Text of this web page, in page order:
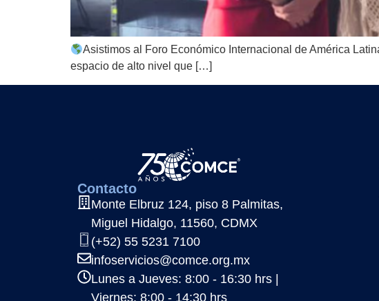
Asistimos al Foro Económico Internacional de América
espacio de alto nivel que […]
Contacto
Monte Elbruz 124, piso 8 Palmitas,
Miguel Hidalgo, 11560, CDMX
(+52) 55 5231 7100
infoservicios@comce.org.mx
Lunes a Jueves: 8:00 - 16:30 hrs |
Viernes: 8:00 - 14:30 hrs